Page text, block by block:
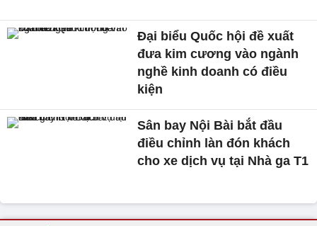
Đại biểu Quốc hội đề xuất
đưa kim cương vào ngành
nghề kinh doanh có điều
kiện
Sân bay Nội Bài bắt đầu
điều chỉnh làn đón khách
cho xe dịch vụ tại Nhà ga T1